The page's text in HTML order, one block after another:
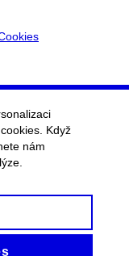
Když
nám